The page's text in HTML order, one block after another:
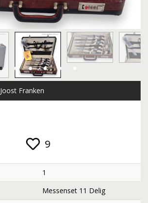
Joost Franken
9
1
Messenset 11 Delig